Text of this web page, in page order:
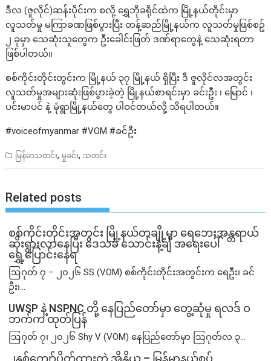
ဒီလ (ဇူလိုင်)ဆန်းပိုင်းက စလို့ ရွှေဘိုခရိုင်ထဲက မြို့နယ်တိုင်းမှာ
လူသတ်မှု မကြာခဏဖြစ်ပွားပြီး တန့်ဆည်မြို့နယ်က လူသတ်မှုဖြစ်စဥ်
၂ ခုမှာ သေဆုံးသူတွေက ဦးခေါင်းဖြတ် ဒဏ်ရာတွေနဲ့ သေဆုံးရတာ
ဖြစ်ပါတယ်။
စစ်ကိုင်းတိုင်းတွင်းက မြို့နယ် ၃၇ မြို့နယ် ရှိပြီး ဒီ ဇူလိုင်လအတွင်း
လူသတ်မှုအများဆုံးဖြစ်ပွားခဲ့တဲ့ မြို့နယ်စာရင်းမှာ ခင်းဦး ၊ မြောင် ၊
ပင်းမာပင် နဲ့ မုံရွာမြို့နယ်တွေ ပါဝင်တယ်လို့ သိရပါတယ်။
#voiceofmyanmar #VOM #ခင်ဦး
မြန်မာသတင်း,မှုခင်း, သတင်း
Related posts
စစ်ကိုင်းတိုင်းအတွင်း မြို့နယ်တချို့မှာ ရေဘေးအန္တရာယ်
ဆိုးရွားလာနေပြီး ဒေသခံ သောင်းနဲ့ချီ အရေးပေါ်
ရွှေ့ပြောင်းနေရ
ဩဂုတ် ၇ – ၂၀၂၆ SS (VOM) စစ်ကိုင်းတိုင်းအတွင်းက ရေဦး၊ ခင်
ဦး၊...
UWSP နဲ့ NSPNC တို့ နေပြည်တော်မှာ တွေ့ဆုံမှု ရလဒ် ဝ
ဘက်က ထုတ်ပြန်
ဩဂုတ် ၇၊ ၂၀၂၆ Shy V (VOM) နေပြည်တော်မှာ ဩဂုတ်လ ၃...
၂နှစ်​ကျော်ပိတ်ထားတဲ့ အိန္ဒိယ – မြန်မာနယ်စပ်